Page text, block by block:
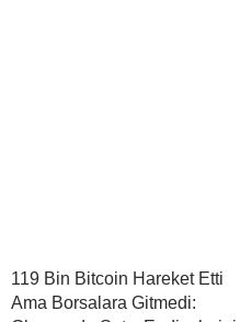
119 Bin Bitcoin Hareket Etti
Ama Borsalara Gitmedi: